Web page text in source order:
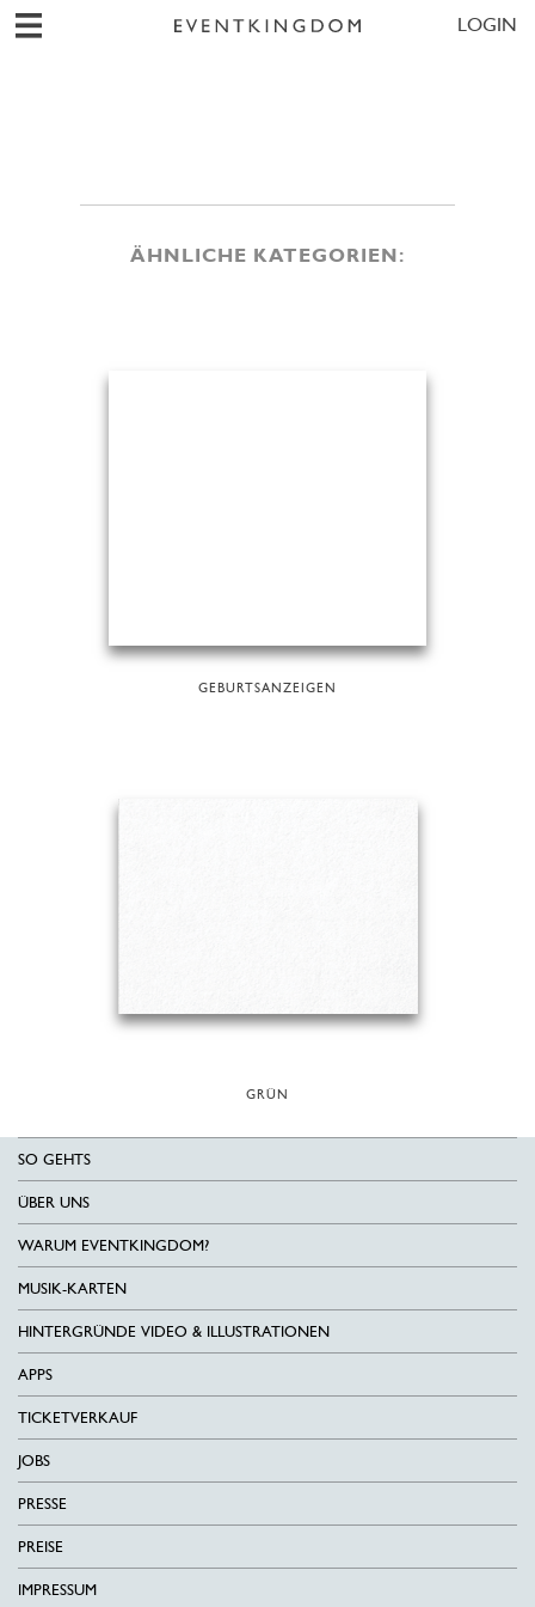
LOGIN
ÄHNLICHE KATEGORIEN:
GEBURTSANZEIGEN
GRÜN
SO GEHTS
ÜBER UNS
WARUM EVENTKINGDOM?
MUSIK-KARTEN
HINTERGRÜNDE VIDEO & ILLUSTRATIONEN
APPS
TICKETVERKAUF
JOBS
PRESSE
PREISE
IMPRESSUM